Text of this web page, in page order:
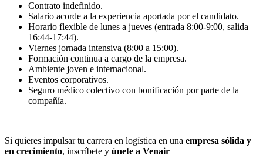
Contrato indefinido.
Salario acorde a la experiencia aportada por el candidato.
Horario flexible de lunes a jueves (entrada 8:00-9:00, salida
16:44-17:44).
Viernes jornada intensiva (8:00 a 15:00).
Formación continua a cargo de la empresa.
Ambiente joven e internacional.
Eventos corporativos.
Seguro médico colectivo con bonificación por parte de la
compañía.
Si quieres impulsar tu carrera en logística en una empresa sólida y
en crecimiento, inscríbete y únete a Venair